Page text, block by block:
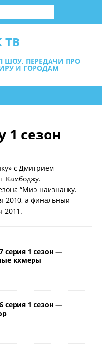
ТВ
ШОУ, ПЕРЕДАЧИ ПРО
И ГОРОДАМ
1 сезон
с Дмитрием
Камбоджу.
“Мир наизнанку.
2010, а финальный
2011.
серия 1 сезон —
кхмеры
серия 1 сезон —